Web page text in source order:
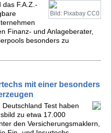
Bild: Pixabay CC0
das F.A.Z.-
Finanz- und Anlageberater,
besonders zu
mit einer besonders
Test haben
zu etwa 17.000
den Versicherungsmaklern,